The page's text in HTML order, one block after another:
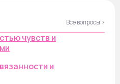
Все вопросы ›
чувств и
и